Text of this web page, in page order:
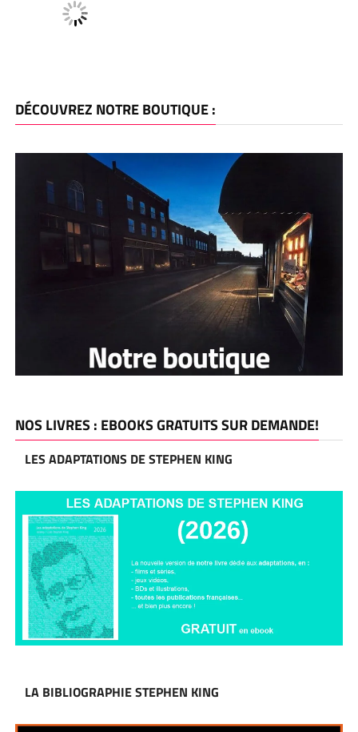
DÉCOUVREZ NOTRE BOUTIQUE :
NOS LIVRES : EBOOKS GRATUITS SUR DEMANDE!
LES ADAPTATIONS DE STEPHEN KING
LA BIBLIOGRAPHIE STEPHEN KING